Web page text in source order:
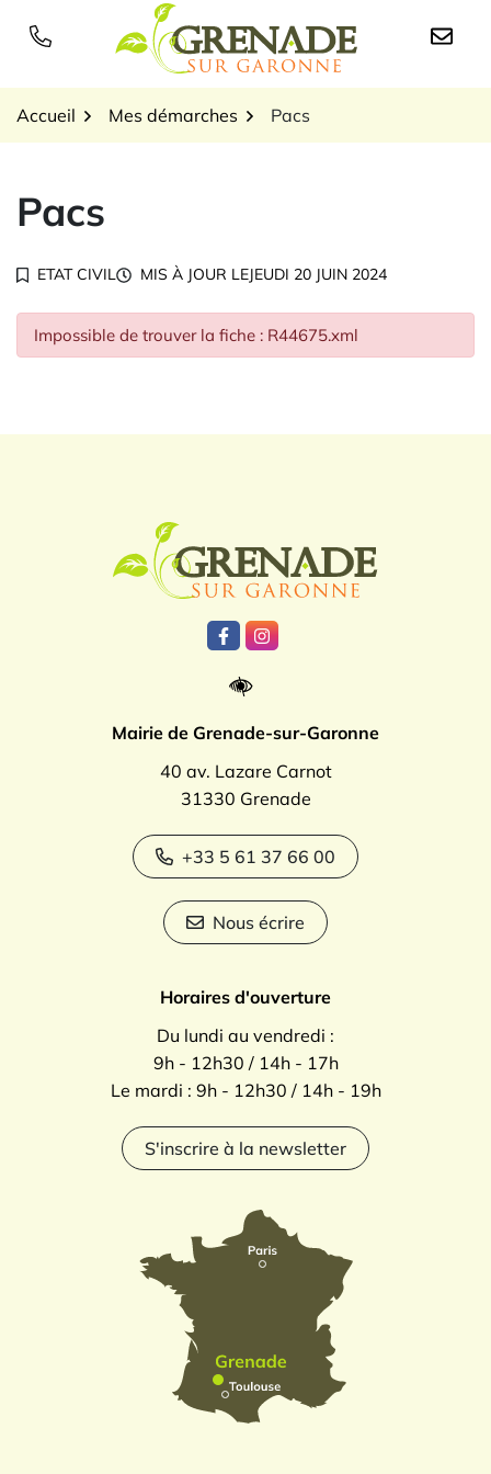
Logo Grenade sur
Accueil Mes démarches Pacs
Pacs
ETAT CIVIL MIS À JOUR LEJEUDI 20 JUIN 2024
Impossible de trouver la fiche : R44675.xml
Lien vers le compte Facebook
Lien vers le compte
Mairie de Grenade-sur-Garonne
40 av. Lazare Carnot
31330 Grenade
+33 5 61 37 66 00
Nous écrire
Horaires d'ouverture
Du lundi au vendredi :
9h - 12h30 / 14h - 17h
Le mardi : 9h - 12h30 / 14h - 19h
S'inscrire à la newsletter